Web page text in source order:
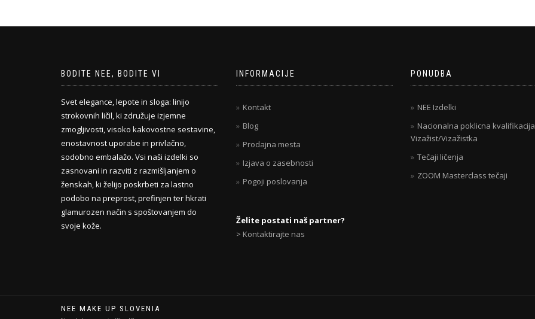
BODITE NEE, BODITE VI
Svet elegance, lepote in sloga: linijo
strokovnih ličil, ki združuje izjemne
zmogljivosti, visoko kakovostne sestavine,
enostavnost uporabe in privlačno,
sodobno embalažo. Vsi naši izdelki so
zasnovani in razviti z razmišljanjem o
ženskah, ki želijo poskrbeti za lastno
podobo na preprost, prefinjen ter hkrati
glamurozen način s spoštovanjem do
svoje kože.
INFORMACIJE
Kontakt
Blog
Prodajna mesta
Izjava o zasebnosti
Pogoji poslovanja
Želite postati naš partner?
> Kontaktirajte nas
PONUDBA
NEE Izdelki
Nacionalna poklicna kvalifikacija
Vizažist/Vizažistka
Tečaji ličenja
ZOOM Masterclass tečaji
NEE MAKE UP SLOVENIA